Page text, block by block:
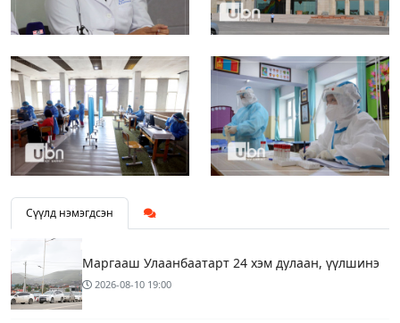
Сүүлд нэмэгдсэн
Маргааш Улаанбаатарт 24 хэм дулаан, үүлшинэ
2026-08-10 19:00